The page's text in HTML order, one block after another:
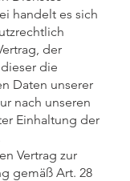
handelt es sich
der
die
Daten unserer
nach unseren
Einhaltung der
Vertrag zur
gemäß Art. 28